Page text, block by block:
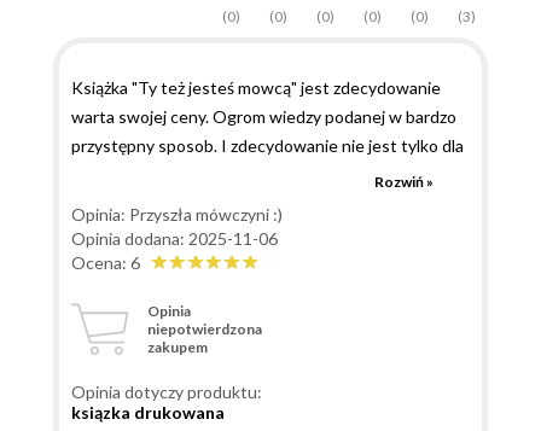
(3)
(0)
(0)
(0)
(0)
(0)
Książka "Ty też jesteś mowcą" jest zdecydowanie
warta swojej ceny. Ogrom wiedzy podanej w bardzo
przystępny sposob. I zdecydowanie nie jest tylko dla
osob, ktore chcą występować publicznie. Uważam, że
naprawdę każdy z niej skorzysta! Ona jest po prostu
genialna! Podzielona na bardzo czytelnie sekcje,
dodane są QR kody z naprawdę dobrymi przykładami.
wskazowki jak zacząć ćwiczyć. Zdecydowanie nie jest
przegadana, bardzo konkretna, a przy tym
autorka faktycznie pisze z serca do serca i zależy jej
Rozwiń »
Opinia: Przyszła mówczyni :)
Opinia dodana: 2025-11-06
Ocena: 6
Opinia
niepotwierdzona
zakupem
Opinia dotyczy produktu:
ksiązka drukowana